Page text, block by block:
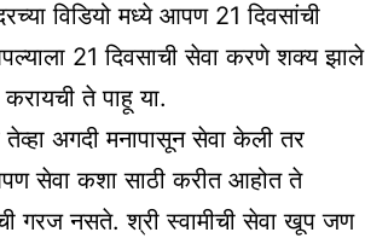
विडियो मध्ये आपण 21 दिवसांची
21 दिवसाची सेवा करणे शक्य झाले
ते पाहू या.
अगदी मनापासून सेवा केली तर
सेवा कशा साठी करीत आहोत ते
गरज नसते. श्री स्वामीची सेवा खूप जण